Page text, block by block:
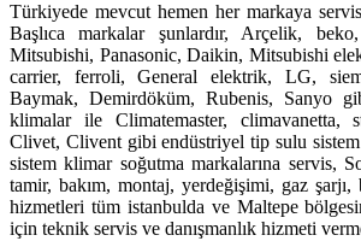
Türkiyede mevcut hemen her markaya
Başlıca markalar şunlardır, Arçelik,
Mitsubishi, Panasonic, Daikin, Mitsubishi
carrier, ferroli, General elektrik, LG,
Baymak, Demirdöküm, Rubenis, Sanyo
klimalar ile Climatemaster, climavanetta,
Clivet, Clivent gibi endüstriyel tip sulu sistem
sistem klimar soğutma markalarına servis,
tamir, bakım, montaj, yerdeğişimi, gaz şarjı,
hizmetleri tüm istanbulda ve Maltepe
için teknik servis ve danışmanlık hizmeti